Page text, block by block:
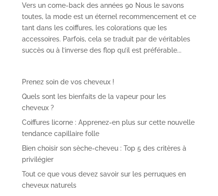
Vers un come-back des années 90 Nous le savons
toutes, la mode est un éternel recommencement et ce
tant dans les coiffures, les colorations que les
accessoires. Parfois, cela se traduit par de véritables
succès ou à l’inverse des flop qu’il est préférable...
Prenez soin de vos cheveux !
Quels sont les bienfaits de la vapeur pour les
cheveux ?
Coiffures licorne : Apprenez-en plus sur cette nouvelle
tendance capillaire folle
Bien choisir son sèche-cheveu : Top 5 des critères à
privilégier
Tout ce que vous devez savoir sur les perruques en
cheveux naturels